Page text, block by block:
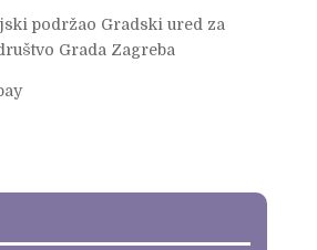
podržao Gradski ured za
Grada Zagreba